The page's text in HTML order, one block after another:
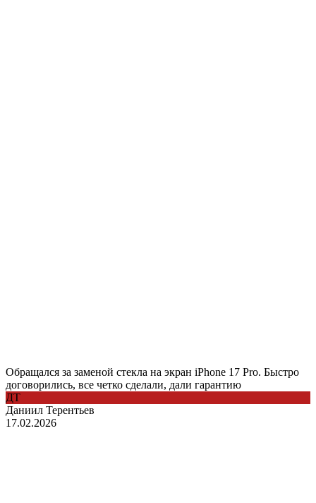
Обращался за заменой стекла на экран iPhone 17 Pro. Быстро
договорились, все четко сделали, дали гарантию
ДТ
Даниил Терентьев
17.02.2026